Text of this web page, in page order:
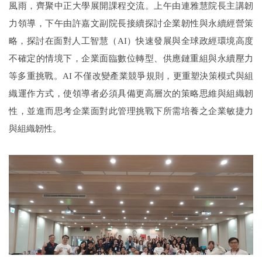
風雨，齊聚中正大學展開課程交流。上午由連雅慧院長主講韌
力領導，下午由許嘉文副院長接續探討企業韌性與永續經營策
略，探討在面對人工智慧（AI）快速發展與全球政經環境高度
不確定的情境下，企業面臨數位轉型、供應鏈重組與永續壓力
等多重挑戰。AI 不僅改變產業競爭規則，更重塑決策模式與組
織運作方式，使領導者必須具備更高層次的策略思維與組織韌
性，並進而思考企業面對此管理挑戰下所需培養之企業敏捷力
與組織韌性。